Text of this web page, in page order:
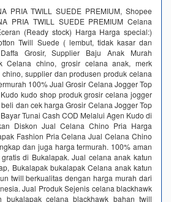
PRIA TWILL SUEDE PREMIUM, Shopee
PRIA TWILL SUEDE PREMIUM Celana
(Ready stock) Harga Harga special:)
Twill Suede ( lembut, tidak kasar dan
Grosir, Supplier Baju Anak Murah
Celana chino, grosir celana anak, merk
supplier dan produsen produk celana
100% Jual Grosir Celana Jogger Top
kudo shop produk grosir celana jogger
dan cek harga Grosir Celana Jogger Top
Tunai Cash COD Melalui Agen Kudo di
Diskon Jual Celana Chino Pria Harga
Fashion Pria Celana Jual Celana Chino
dan juga harga termurah. 100% aman
di Bukalapak. Jual celana anak katun
Bukalapak bukalapak Celana anak katun
twill berkualitas dengan harga murah dari
Jual Produk Sejenis celana blackhawk
bukalapak celana blackhawk bahan twill